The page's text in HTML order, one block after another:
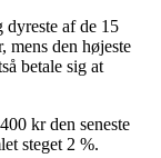
af de 15
mens den højeste
betale sig at
kr den seneste
steget 2 %.